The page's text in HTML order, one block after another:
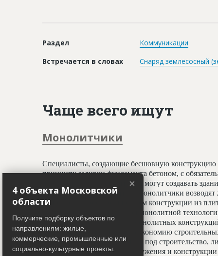
Раздел
Коммуникации
Встречается в словах
Снаряд землесосный
Чаще всего ищут
Монолитчики
Специалисты, создающие бесшовную
принципу заливки фундамента бетоном, с
профессионалы-монолитчики могут создавать
криволинейных элементов. Монолитчики
использован гораздо шире, чем конструкции из
считается всесезонным. При монолитной
отделочным работам, а вес монолитных
20%, что даёт значительную экономию
условиях недостатка площади под строительство,
застройки. Монолитные сооружения и
×
4 объекта Московской
области
Получите подборку объектов по
направлениям: жилые,
коммерческие, промышленные или
социально-культурные проекты.